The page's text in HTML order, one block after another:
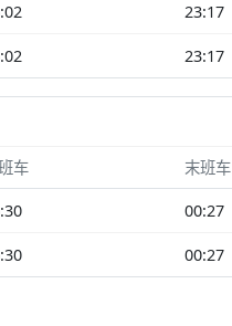
23:17
23:17
车 末班车
00:27
00:27